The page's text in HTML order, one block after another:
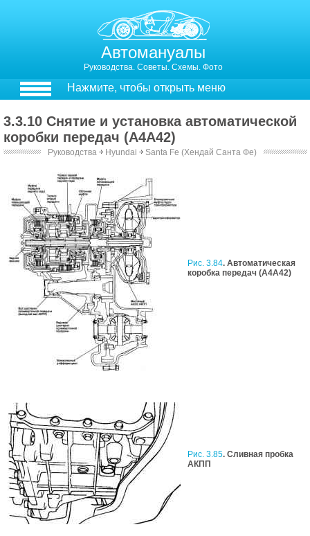
Автомануалы
Руководства. Советы. Схемы. Фото
Нажмите, чтобы открыть меню
3.3.10 Снятие и установка автоматической
коробки передач (A4A42)
Руководства ￫ Hyundai ￫ Santa Fe (Хендай Санта Фе)
Рис. 3.84. Автоматическая
коробка передач (А4А42)
Рис. 3.85. Сливная пробка
АКПП